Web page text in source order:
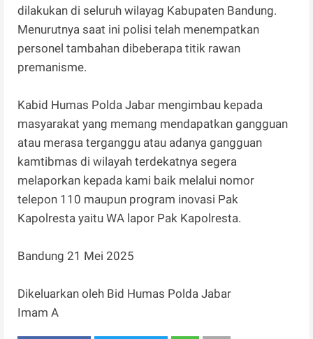
dilakukan di seluruh wilayag Kabupaten Bandung.
Menurutnya saat ini polisi telah menempatkan
personel tambahan dibeberapa titik rawan
premanisme.
Kabid Humas Polda Jabar mengimbau kepada
masyarakat yang memang mendapatkan gangguan
atau merasa terganggu atau adanya gangguan
kamtibmas di wilayah terdekatnya segera
melaporkan kepada kami baik melalui nomor
telepon 110 maupun program inovasi Pak
Kapolresta yaitu WA lapor Pak Kapolresta.
Bandung 21 Mei 2025
Dikeluarkan oleh Bid Humas Polda Jabar
Imam A